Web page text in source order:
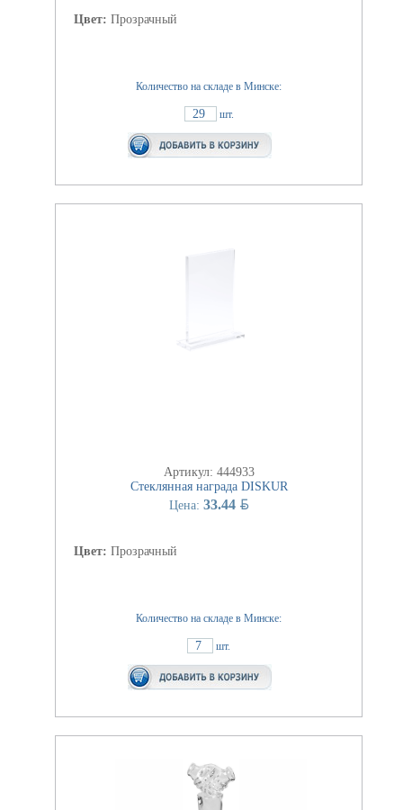
Цвет: Прозрачный
Количество на складе в Минске:
29 шт.
Артикул: 444933
Стеклянная награда DISKUR
Цена: 33.44 BYN
Цвет: Прозрачный
Количество на складе в Минске:
7 шт.